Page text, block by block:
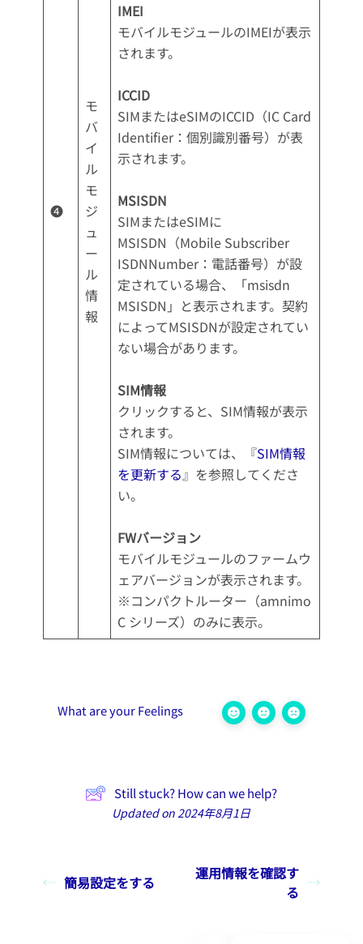
❹
モ
バ
イ
ル
モ
ジ
ュ
ー
ル
情
報
IMEI
モバイルモジュールのIMEIが表示
されます。
ICCID
SIMまたはeSIMのICCID（IC Card
Identifier：個別識別番号）が表
示されます。
MSISDN
SIMまたはeSIMに
MSISDN（Mobile Subscriber
ISDNNumber：電話番号）が設
定されている場合、「msisdn
MSISDN」と表示されます。契約
によってMSISDNが設定されてい
ない場合があります。
SIM情報
クリックすると、SIM情報が表示
されます。
SIM情報については、『SIM情報
を更新する』を参照してくださ
い。
FWバージョン
モバイルモジュールのファームウ
ェアバージョンが表示されます。
※コンパクトルーター（amnimo
C シリーズ）のみに表示。
What are your Feelings
Still stuck? How can we help?
Updated on 2024年8月1日
簡易設定をする
運用情報を確認す
る